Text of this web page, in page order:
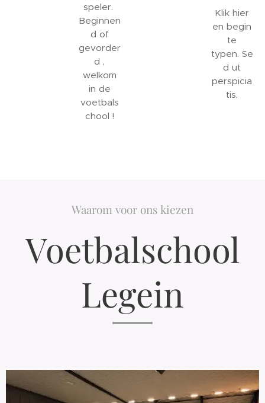
speler.
Beginnen
d of
gevorder
d ,
welkom
in de
voetbals
chool !
Klik hier
en begin
te
typen. Se
d ut
perspicia
tis.
Waarom voor ons kiezen
Voetbalschool
Legein